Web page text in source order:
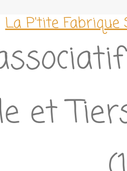
La P'tite Fabrique
et